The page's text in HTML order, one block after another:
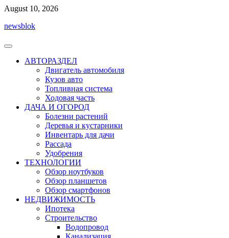
Перейти
содержимому
August 10, 2026
newsblok
АВТОРАЗДЕЛ
Двигатель автомобиля
Кузов авто
Топливная система
Ходовая часть
ДАЧА И ОГОРОД
Болезни растений
Деревья и кустарники
Инвентарь для дачи
Рассада
Удобрения
ТЕХНОЛОГИИ
Обзор ноутбуков
Обзор планшетов
Обзор смартфонов
НЕДВИЖИМОСТЬ
Ипотека
Строительство
Водопровод
Канализация